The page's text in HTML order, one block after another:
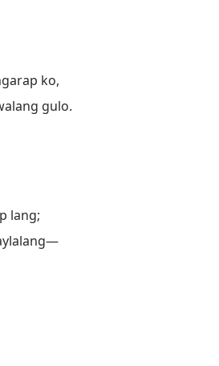
ko,
gulo.
lang;